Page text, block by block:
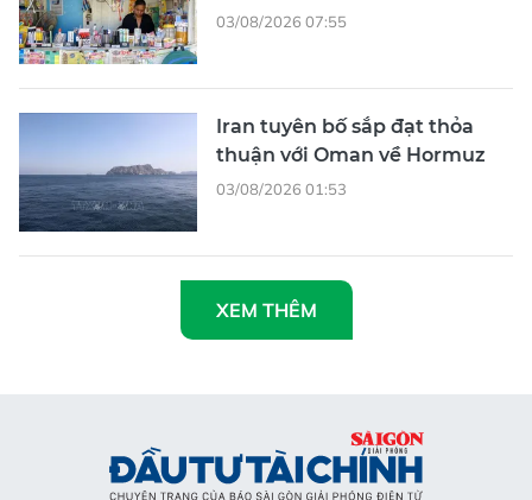
03/08/2026 07:55
Iran tuyên bố sắp đạt thỏa
thuận với Oman về Hormuz
03/08/2026 01:53
XEM THÊM